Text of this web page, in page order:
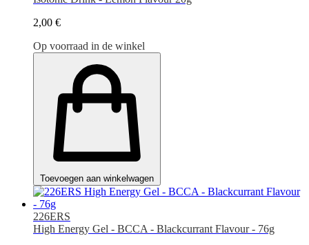
2,00 €
Op voorraad in de winkel
Toevoegen aan winkelwagen
226ERS
High Energy Gel - BCCA - Blackcurrant Flavour - 76g